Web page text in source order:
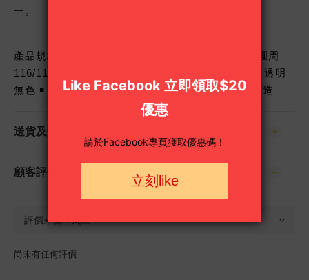
一。
產品規格 ￭ 頂端空間/底部尺寸： 直徑 38/36mm; 圓周
116/112mm; 闊度 58/56mm * ￭ 長度 175±7mm ￭ 透明
無色 ￭ 非殺精形潤滑劑 ￭ 聚氨酯物料製造 ￭ 日本製造
送貨及付款方式
顧客評價
尚未有任何評價